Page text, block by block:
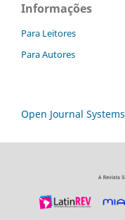
Informações
Para Leitores
Para Autores
Open Journal Systems